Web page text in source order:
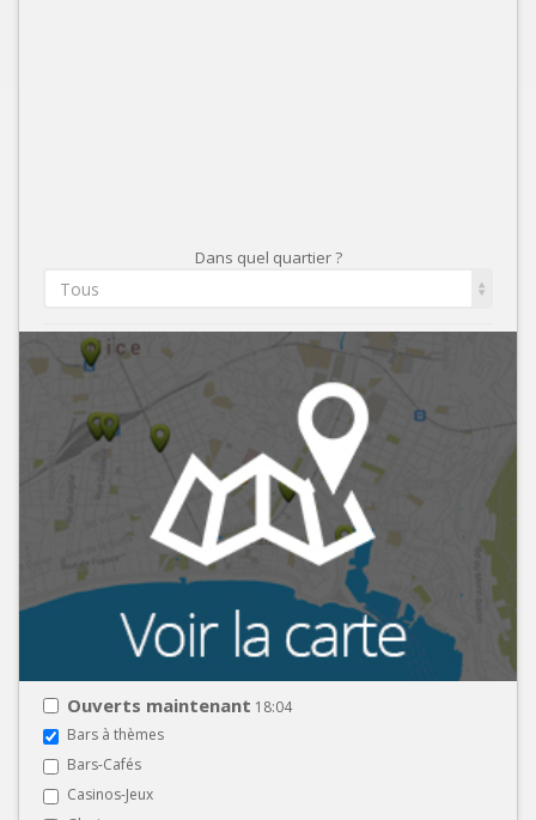
Dans quel quartier ?
Tous
Ouverts maintenant 18:04
Bars à thèmes
Bars-Cafés
Casinos-Jeux